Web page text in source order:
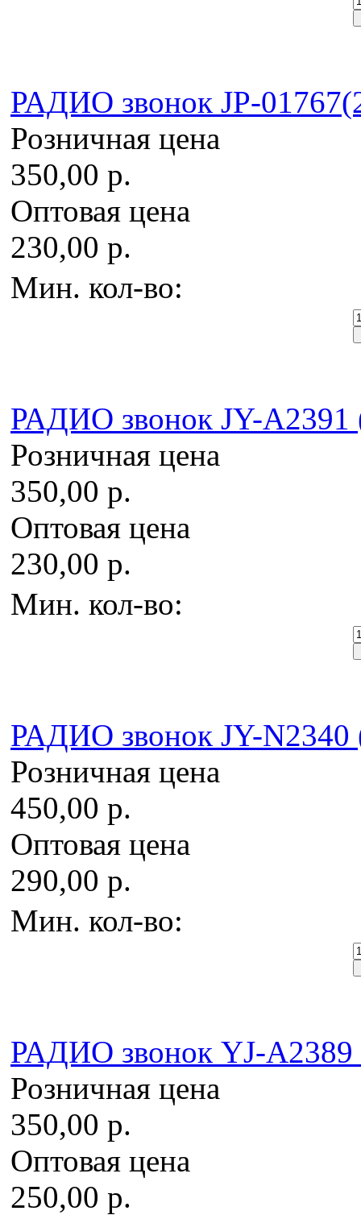
РАДИО звонок JP-
Розничная цена
350,00 р.
Оптовая цена
230,00 р.
Мин. кол-во:
РАДИО звонок JY-A2391
Розничная цена
350,00 р.
Оптовая цена
230,00 р.
Мин. кол-во:
РАДИО звонок JY-N2340
Розничная цена
450,00 р.
Оптовая цена
290,00 р.
Мин. кол-во:
РАДИО звонок YJ-A2389
Розничная цена
350,00 р.
Оптовая цена
250,00 р.